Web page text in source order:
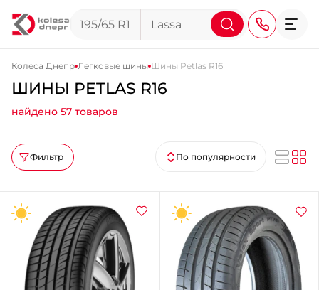
+38 (095) 276-44-44
+38 (067) 911-14-14
- на Щепкина
+38 (098) 911-911-0
- на Тополе
+38 (098) 911-911-4
- на Калиновой
Колеса Днепр Легковые шины Шины Petlas R16
ШИНЫ PETLAS R16
найдено 57 товаров
Фильтр По популярности